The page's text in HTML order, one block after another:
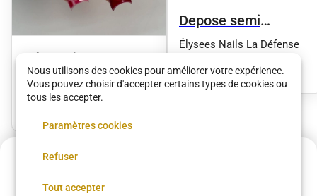
Décoration 1 ongle
Élysees Nails La Défense
2 € • 30 min
Depose semi
permanent + Limage
_ Durcisseur
Élysees Nails La Défense
15 €
Nous utilisons des cookies pour améliorer votre expérience.
Vous pouvez choisir d'accepter certains types de cookies ou
tous les accepter.
Paramètres cookies
Refuser
Tout accepter